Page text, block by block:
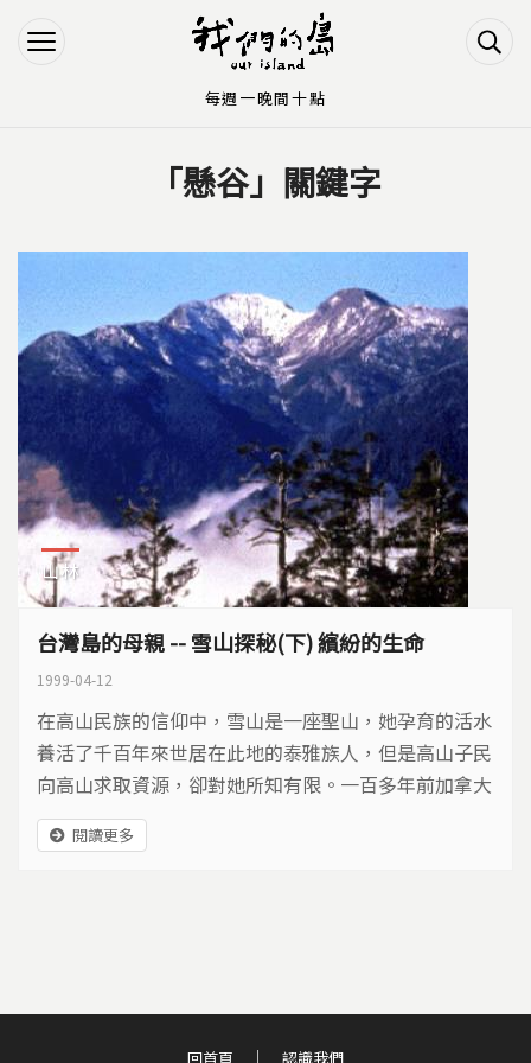
Jump to Navigation
Jump to Main content
「懸谷」關鍵字
山林
台灣島的母親 -- 雪山探秘(下) 繽紛的生命
1999-04-12
在高山民族的信仰中，雪山是一座聖山，她孕育的活水
養活了千百年來世居在此地的泰雅族人，但是高山子民
向高山求取資源，卻對她所知有限。一百多年前加拿大
籍的馬偕博士試圖攀越雪山，最後無功而返。日本人佔
領台灣十四年後，科學人員為了建立台灣的山岳資料競
閱讀更多
回首頁 認識我們
每週一晚間十點